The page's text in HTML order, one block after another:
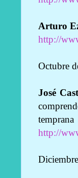
Arturo
http://
Octubre
José
temprana
http://